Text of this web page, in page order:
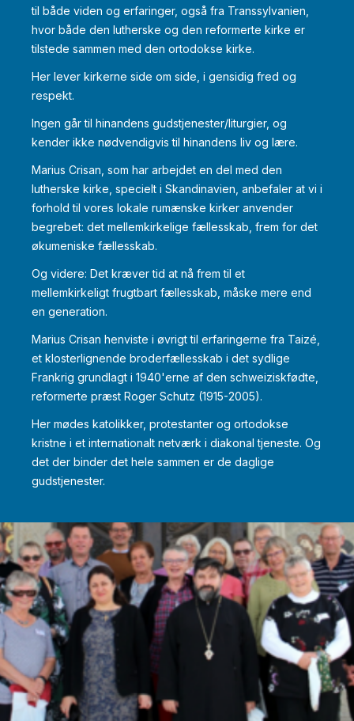
til både viden og erfaringer, også fra Transsylvanien,
hvor både den lutherske og den reformerte kirke er
tilstede sammen med den ortodokse kirke.
Her lever kirkerne side om side, i gensidig fred og
respekt.
Ingen går til hinandens gudstjenester/liturgier, og
kender ikke nødvendigvis til hinandens liv og lære.
Marius Crisan, som har arbejdet en del med den
lutherske kirke, specielt i Skandinavien, anbefaler at vi i
forhold til vores lokale rumænske kirker anvender
begrebet: det mellemkirkelige fællesskab, frem for det
økumeniske fællesskab.
Og videre: Det kræver tid at nå frem til et
mellemkirkeligt frugtbart fællesskab, måske mere end
en generation.
Marius Crisan henviste i øvrigt til erfaringerne fra Taizé,
et klosterlignende broderfællesskab i det sydlige
Frankrig grundlagt i 1940'erne af den schweiziskfødte,
reformerte præst Roger Schutz (1915-2005).
Her mødes katolikker, protestanter og ortodokse
kristne i et internationalt netværk i diakonal tjeneste. Og
det der binder det hele sammen er de daglige
gudstjenester.